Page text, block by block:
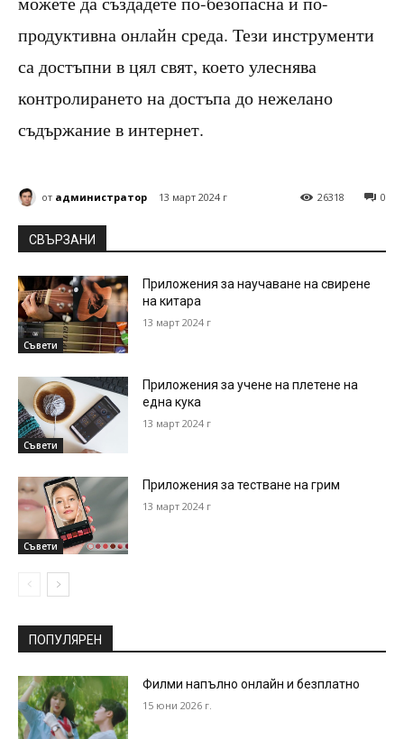
продуктивна онлайн среда. Тези инструменти
са достъпни в цял свят, което улеснява
контролирането на достъпа до нежелано
съдържание в интернет.
0
26318
от администратор 13 март 2024 г
СВЪРЗАНИ
Съвети
Приложения за научаване на свирене
на китара
13 март 2024 г
Съвети
Приложения за учене на плетене на
една кука
13 март 2024 г
Съвети
Приложения за тестване на грим
13 март 2024 г
ПОПУЛЯРЕН
Филми напълно онлайн и безплатно
15 юни 2026 г.